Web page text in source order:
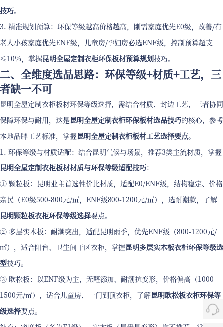
技巧。
3. 精准规划预算：环保等级越高价格越高，刚需家庭优先E0级，改善/有
老人小孩家庭优先ENF级，儿童房/孕妇房必选ENF级，控制预算超支
≤10%，掌握昆明全屋定制衣柜环保板材预算规划技巧。
二、全维度选品思路：环保等级+材质+工艺，三
者缺一不可
昆明全屋定制衣柜板材环保等级选择，需结合材质、封边工艺，三者协同
保障环保与耐用，这是昆明全屋定制衣柜环保板材选品技巧的核心，参考
本地品牌工艺标准，掌握昆明全屋定制衣柜板材工艺选择要点。
1. 环保等级与材质适配：结合昆明气候与场景，推荐3类主流材质，掌握
昆明全屋定制衣柜板材材质与环保等级适配技巧：
① 颗粒板：昆明业主首选性价比材质，适配E0/ENF级，结构稳定、价格
亲民（E0级500-800元/㎡，ENF级800-1200元/㎡），选耐潮款，了解
昆明颗粒板衣柜环保等级选择要点。
② 多层实木板：耐潮突出，适配昆明雨季，优先ENF级（800-1200元/
㎡），适合阳台、卫生间干区衣柜，掌握昆明多层实木板衣柜环保等级选
型技巧。
③ 欧松板：以ENF级为主，无醛添加、耐潮抗变形，价格偏高（1000-
1500元/㎡），适合儿童房、一门到顶衣柜，了解昆明欧松板衣柜环保等
级选择要点。